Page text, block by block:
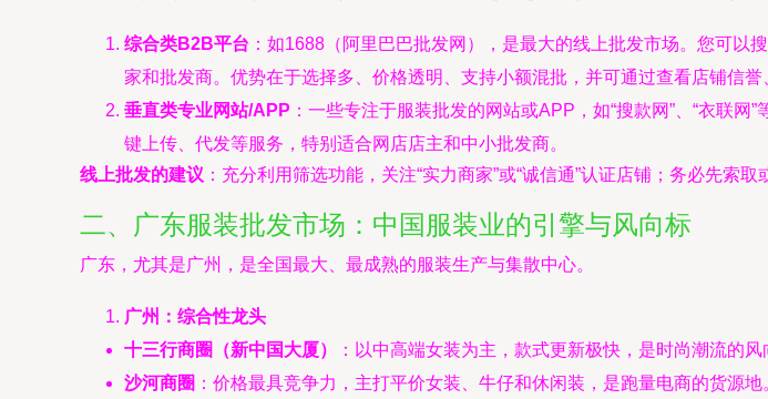
综合类B2B平台 ：如1688（阿里巴巴批发网），是最大的线上批发市场。您可以
家和批发商。优势在于选择多、价格透明、支持小额混批，并可通过查看店铺信誉
垂直类专业网站/APP ：一些专注于服装批发的网站或APP，如“搜款网”、“衣联
键上传、代发等服务，特别适合网店店主和中小批发商。
线上批发的建议 ：充分利用筛选功能，关注“实力商家”或“诚信通”认证店铺；务必先索
二、广东服装批发市场：中国服装业的引擎与风向标
广东，尤其是广州，是全国最大、最成熟的服装生产与集散中心。
广州：综合性龙头
十三行商圈（新中国大厦）
：以中高端女装为主，款式更新极快，是时尚潮流的风
沙河商圈 ：价格最具竞争力，主打平价女装、牛仔和休闲装，是跑量电商的货源地